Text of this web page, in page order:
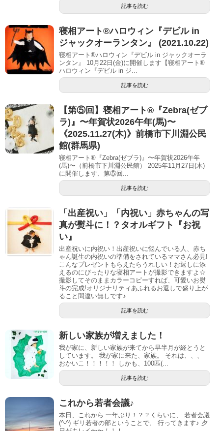
記事を読む
寝相アート®︎ハロウィン『デビル in
ジャックオーランタン』 (2021.10.22)
寝相アート®ハロウィン『デビル in ジャックオーラ
ンタン』 10月22日(金)に開催します【寝相アート®︎
ハロウィン『デビル in ジ...
記事を読む
【第⑤回】寝相アート®︎『Zebra(ゼブ
ラ)』〜年賀状2026午年(馬)〜
《2025.11.27(木)》前橋市下川淵公民
館(群馬県)
寝相アート®『Zebra(ゼブラ)』〜年賀状2026午年
(馬)〜（前橋市下川淵公民館） 2025年11月27日(木)
に開催します、第⑤回...
記事を読む
「出産祝い」「内祝い」赤ちゃんの写
真が熨斗に！？タオルギフト『お祝
い』
出産祝いに内祝い！出産祝いに悩んでいる人、赤ち
ゃん誕生の内祝いの準備をされているママさん必見!
こんなプレゼントもらえたらうれしい！お返しに添
えるのにぴったりな寝相アートが撮影できますよ☆
撮影してそのままカラーコピーすれば、可愛いお熨
斗の完成!オリジナリティあふれるお返しで盛り上が
ること間違い無しです♪
記事を読む
新しい家族が増えました！
我が家に、新しい家族が来てから早半月が経とうと
しています。 我が家に来た、家族。 それは、、、
おかいこ！！！！！ しかも、100匹(...
記事を読む
これから若者会議♪
本日、これから 一年ぶり！？？くらいに、 若者会議
(^-^) ギリ若者の部ということで、 行ってきます♪ 夕